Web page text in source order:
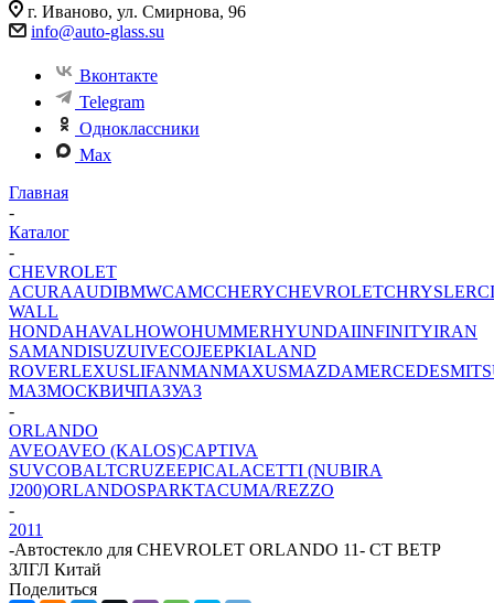
г. Иваново, ул. Смирнова, 96
info@auto-glass.su
Вконтакте
Telegram
Одноклассники
Max
Главная
-
Каталог
-
CHEVROLET
ACURAAUDIBMWCAMCCHERYCHEVROLETCHRYSLER
WALL
HONDAHAVALHOWOHUMMERHYUNDAIINFINITYIRAN
SAMANDISUZUIVECOJEEPKIALAND
ROVERLEXUSLIFANMANMAXUSMAZDAMERCEDES
МАЗМОСКВИЧПАЗУАЗ
-
ORLANDO
AVEOAVEO (KALOS)CAPTIVA
SUVCOBALTCRUZEEPICALACETTI (NUBIRA
J200)ORLANDOSPARKTACUMA/REZZO
-
2011
-Автостекло для CHEVROLET ORLANDO 11- СТ ВЕТР
ЗЛГЛ Китай
Поделиться